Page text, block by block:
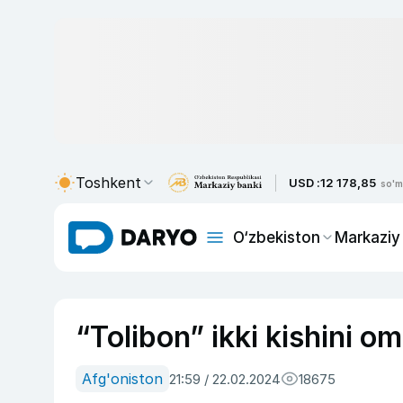
Toshkent USD :12 178,85 so'm
O‘zbekiston
“Tolibon” ikki kishini
Afg'oniston 21:59 / 22.02.2024 18675